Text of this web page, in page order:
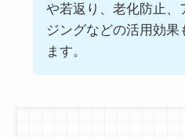
や若返り、老化防止、
ジングなどの活用効果
ます。